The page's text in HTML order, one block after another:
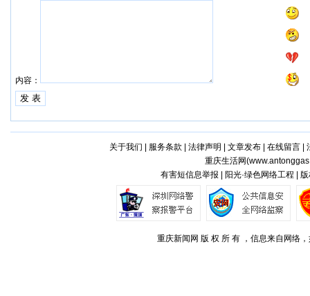
内容：
关于我们 服务条款 法律声明 文章发布| 在线留言|
重庆生活网(
有害短信息举报 | 阳光·绿色网络工程 |
重庆新闻网 版 权 所 有 ，信息来自网络